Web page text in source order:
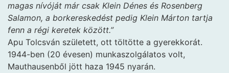
magas nívóját már csak Klein Dénes és Rosenberg
Salamon, a borkereskedést pedig Klein Márton tartja
fenn a régi keretek között.”
Apu Tolcsván született, ott töltötte a gyerekkorát.
1944-ben (20 évesen) munkaszolgálatos volt,
Mauthausenből jött haza 1945 nyarán.